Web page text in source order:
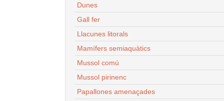
Dunes
Gall fer
Llacunes litorals
Mamífers semiaquàtics
Mussol comú
Mussol pirinenc
Papallones amenaçades